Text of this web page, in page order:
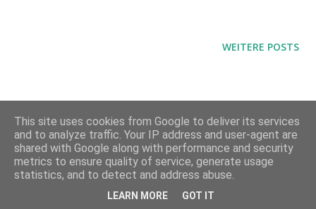
WEITERE POSTS
Powered by Blogger
This site uses cookies from Google to deliver its services
and to analyze traffic. Your IP address and user-agent are
shared with Google along with performance and security
metrics to ensure quality of service, generate usage
statistics, and to detect and address abuse.
LEARN MORE GOT IT